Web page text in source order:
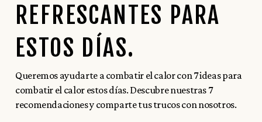
REFRESCANTES PARA
ESTOS DÍAS.
Queremos ayudarte a combatir el calor con 7 ideas para
combatir el calor estos días. Descubre nuestras 7
recomendaciones y comparte tus trucos con nosotros.